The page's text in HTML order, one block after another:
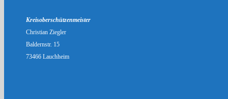
Kreisoberschützenmeister
Christian Ziegler
Baldernstr. 15
73466 Lauchheim